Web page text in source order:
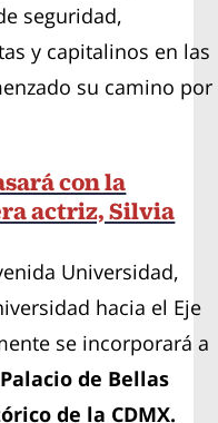
seguridad,
y capitalinos en las
su camino por
con la
actriz, Silvia
Universidad,
hacia el Eje
se incorporará a
Palacio de Bellas
de la CDMX.